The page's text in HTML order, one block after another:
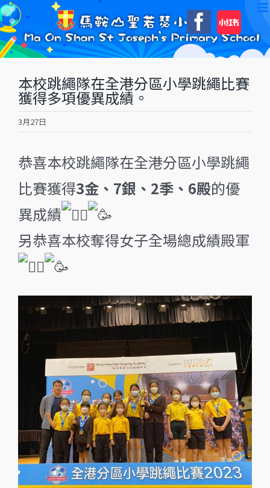
Skip
to
content
自
訂
本校跳繩隊在全港分區小學跳繩比賽
獲得多項優異成績。
3月27日
恭喜本校跳繩隊在全港分區小學跳繩
比賽獲得3金、7銀、2季、6殿的優
異成績
另恭喜本校奪得女子全場總成績殿軍